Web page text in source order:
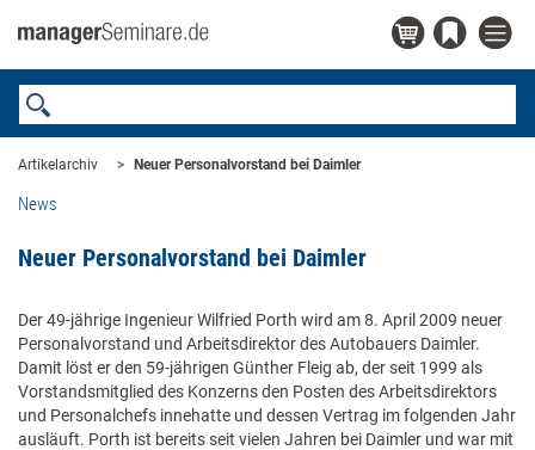
Artikelarchiv Neuer Personalvorstand bei Daimler
News
Neuer Personalvorstand bei Daimler
Der 49-jährige Ingenieur Wilfried Porth wird am 8. April 2009 neuer
Personalvorstand und Arbeitsdirektor des Autobauers Daimler.
Damit löst er den 59-jährigen Günther Fleig ab, der seit 1999 als
Vorstandsmitglied des Konzerns den Posten des Arbeitsdirektors
und Personalchefs innehatte und dessen Vertrag im folgenden Jahr
ausläuft. Porth ist bereits seit vielen Jahren bei Daimler und war mit